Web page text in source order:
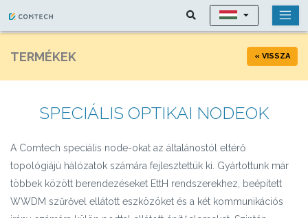
TERMÉKEK « VISSZA
SPECIÁLIS OPTIKAI NODEOK
A Comtech speciális node-okat az általánostól eltérő
topológiájú hálózatok számára fejlesztettük ki. Gyártottunk már
többek között berendezéseket EttH rendszerekhez, beépített
WWDM szűrővel ellátott eszközöket és a két kommunikációs